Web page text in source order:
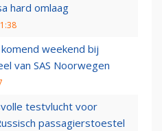
hard omlaag
weekend bij
van SAS Noorwegen
testvlucht voor
passagierstoestel